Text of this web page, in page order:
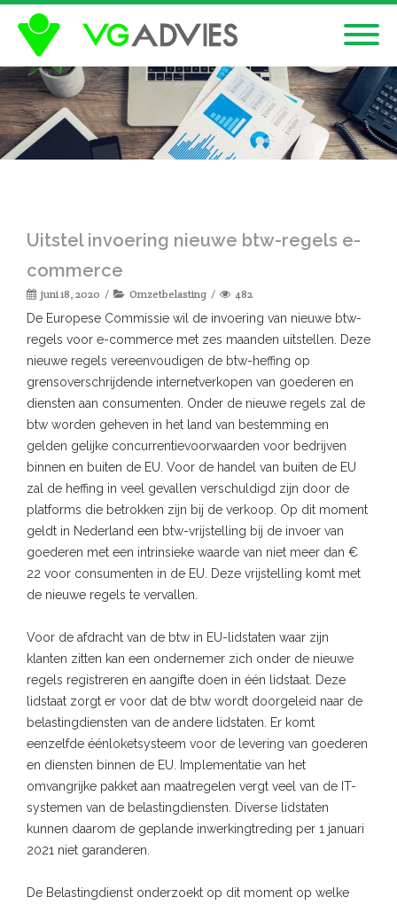
Uitstel invoering nieuwe btw-regels e-
commerce
juni 18, 2020 Omzetbelasting 482
De Europese Commissie wil de invoering van nieuwe btw-
regels voor e-commerce met zes maanden uitstellen. Deze
nieuwe regels vereenvoudigen de btw-heffing op
grensoverschrijdende internetverkopen van goederen en
diensten aan consumenten. Onder de nieuwe regels zal de
btw worden geheven in het land van bestemming en
gelden gelijke concurrentievoorwaarden voor bedrijven
binnen en buiten de EU. Voor de handel van buiten de EU
zal de heffing in veel gevallen verschuldigd zijn door de
platforms die betrokken zijn bij de verkoop. Op dit moment
geldt in Nederland een btw-vrijstelling bij de invoer van
goederen met een intrinsieke waarde van niet meer dan €
22 voor consumenten in de EU. Deze vrijstelling komt met
de nieuwe regels te vervallen.
Voor de afdracht van de btw in EU-lidstaten waar zijn
klanten zitten kan een ondernemer zich onder de nieuwe
regels registreren en aangifte doen in één lidstaat. Deze
lidstaat zorgt er voor dat de btw wordt doorgeleid naar de
belastingdiensten van de andere lidstaten. Er komt
eenzelfde éénloketsysteem voor de levering van goederen
en diensten binnen de EU. Implementatie van het
omvangrijke pakket aan maatregelen vergt veel van de IT-
systemen van de belastingdiensten. Diverse lidstaten
kunnen daarom de geplande inwerkingtreding per 1 januari
2021 niet garanderen.
De Belastingdienst onderzoekt op dit moment op welke